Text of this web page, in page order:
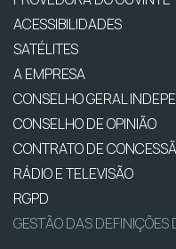
ACESSIBILIDADES
SATÉLITES
A EMPRESA
CONSELHO GERAL
CONSELHO DE OPINIÃO
CONTRATO DE
RÁDIO E TELEVISÃO
RGPD
GESTÃO DAS DEFINIÇÕES